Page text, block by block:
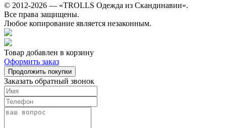
© 2012-2026 — «TROLLS Одежда из Скандинавии».
Все права защищены.
Любое копирование является незаконным.
Товар добавлен в корзину
Оформить заказ
Продолжить покупки
Заказать обратный звонок